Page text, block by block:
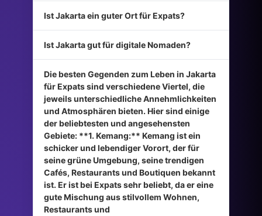
Ist Jakarta ein guter Ort für Expats?
Ist Jakarta gut für digitale Nomaden?
Die besten Gegenden zum Leben in Jakarta
für Expats sind verschiedene Viertel, die
jeweils unterschiedliche Annehmlichkeiten
und Atmosphären bieten. Hier sind einige
der beliebtesten und angesehensten
Gebiete: **1. Kemang:** Kemang ist ein
schicker und lebendiger Vorort, der für
seine grüne Umgebung, seine trendigen
Cafés, Restaurants und Boutiquen bekannt
ist. Er ist bei Expats sehr beliebt, da er eine
gute Mischung aus stilvollem Wohnen,
Restaurants und